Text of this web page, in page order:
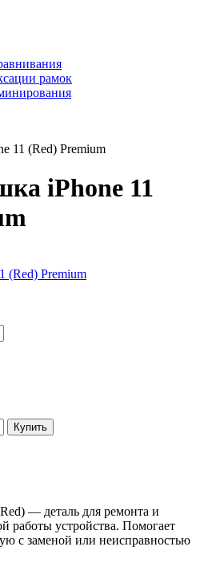
рамок
11 (Red) Premium
iPhone 11
Купить
— деталь для ремонта и
работы устройства. Помогает
с заменой или неисправностью